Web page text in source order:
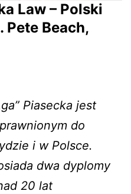
Law – Polski
Pete Beach,
Piasecka jest
do
i w Polsce.
dwa dyplomy
20 lat